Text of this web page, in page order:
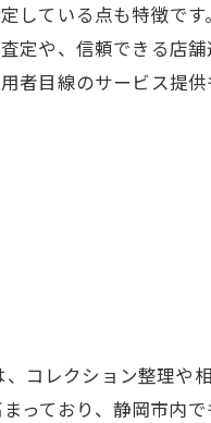
取を目指すなら静岡市
取おすすめ業者の特徴
料で買取金額アップの
る静岡市の買取業者を
定している点も特徴で
査定や、信頼できる店
用者目線のサービス提供
コレクション整理や
ており、静岡市内